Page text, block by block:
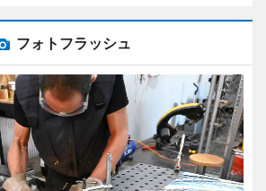
フォトフラッシュ